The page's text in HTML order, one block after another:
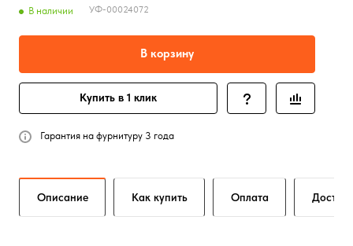
В наличии УФ-00024072
В корзину
Купить в 1 клик
Гарантия на фурнитуру 3 года
Описание Как купить Оплата